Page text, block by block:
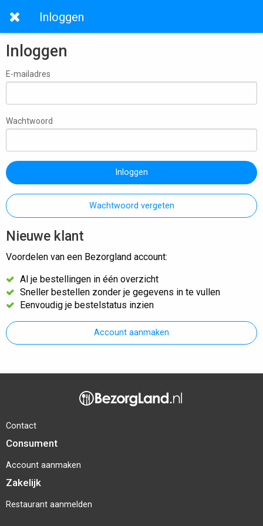
Inloggen
Inloggen
E-mailadres
Wachtwoord
Inloggen
Wachtwoord vergeten
Nieuwe klant
Voordelen van een Bezorgland account:
Al je bestellingen in één overzicht
Sneller bestellen zonder je gegevens in te vullen
Eenvoudig je bestelstatus inzien
Account aanmaken
Contact
Consument
Account aanmaken
Zakelijk
Restaurant aanmelden